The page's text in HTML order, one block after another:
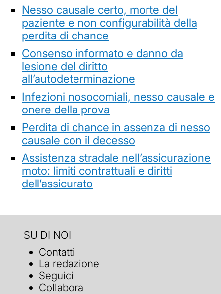
Nesso causale certo, morte del
paziente e non configurabilità della
perdita di chance
Consenso informato e danno da
lesione del diritto
all’autodeterminazione
Infezioni nosocomiali, nesso causale e
onere della prova
Perdita di chance in assenza di nesso
causale con il decesso
Assistenza stradale nell’assicurazione
moto: limiti contrattuali e diritti
dell’assicurato
SU DI NOI
Contatti
La redazione
Seguici
Collabora